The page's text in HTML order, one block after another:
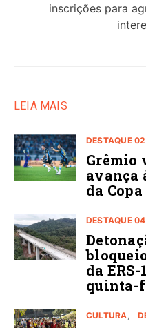
inscrições para
LEIA MAIS
DESTAQUE 02
Grêmio
avança
da
DESTAQUE 04
da
quinta-
CULTURA